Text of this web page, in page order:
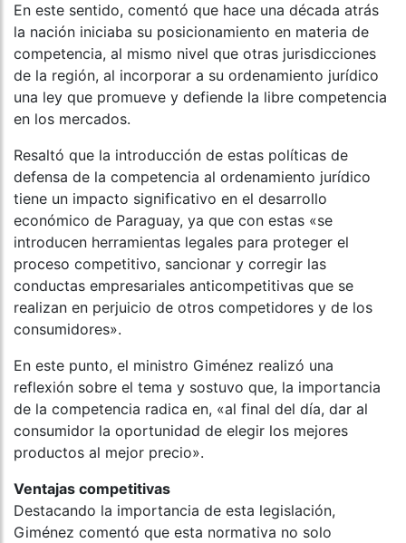
En este sentido, comentó que hace una década atrás
la nación iniciaba su posicionamiento en materia de
competencia, al mismo nivel que otras jurisdicciones
de la región, al incorporar a su ordenamiento jurídico
una ley que promueve y defiende la libre competencia
en los mercados.
Resaltó que la introducción de estas políticas de
defensa de la competencia al ordenamiento jurídico
tiene un impacto significativo en el desarrollo
económico de Paraguay, ya que con estas «se
introducen herramientas legales para proteger el
proceso competitivo, sancionar y corregir las
conductas empresariales anticompetitivas que se
realizan en perjuicio de otros competidores y de los
consumidores».
En este punto, el ministro Giménez realizó una
reflexión sobre el tema y sostuvo que, la importancia
de la competencia radica en, «al final del día, dar al
consumidor la oportunidad de elegir los mejores
productos al mejor precio».
Ventajas competitivas
Destacando la importancia de esta legislación,
Giménez comentó que esta normativa no solo